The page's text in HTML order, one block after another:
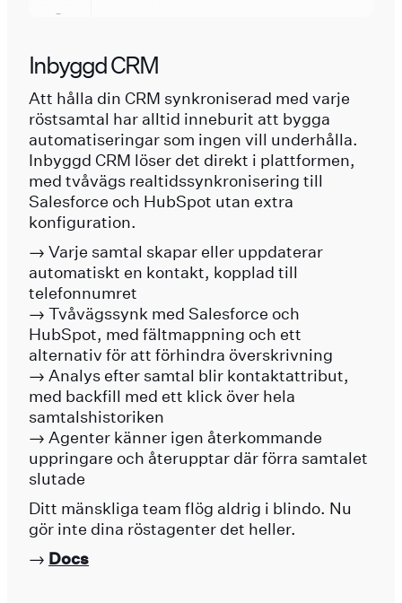
Inbyggd CRM
Att hålla din CRM synkroniserad med varje
röstsamtal har alltid inneburit att bygga
automatiseringar som ingen vill underhålla.
Inbyggd CRM löser det direkt i plattformen,
med tvåvägs realtidssynkronisering till
Salesforce och HubSpot utan extra
konfiguration.
→ Varje samtal skapar eller uppdaterar
automatiskt en kontakt, kopplad till
telefonnumret
→ Tvåvägssynk med Salesforce och
HubSpot, med fältmappning och ett
alternativ för att förhindra överskrivning
→ Analys efter samtal blir kontaktattribut,
med backfill med ett klick över hela
samtalshistoriken
→ Agenter känner igen återkommande
uppringare och återupptar där förra samtalet
slutade
Ditt mänskliga team flög aldrig i blindo. Nu
gör inte dina röstagenter det heller.
→ Docs